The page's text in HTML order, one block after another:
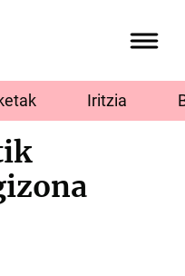
Iritzia